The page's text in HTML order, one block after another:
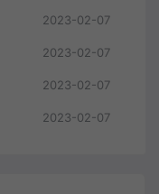
2023-02-07
2023-02-07
2023-02-07
2023-02-07